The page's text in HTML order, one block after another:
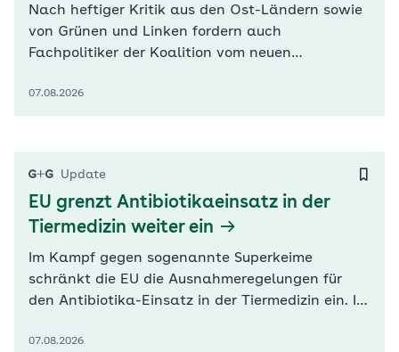
Nach heftiger Kritik aus den Ost-Ländern sowie
von Grünen und Linken fordern auch
Fachpolitiker der Koalition vom neuen
(CDU) Nachbesserungen bei der Pflegereform.
07.08.2026
Update
EU grenzt Antibiotikaeinsatz in der
Tiermedizin weiter ein
Im Kampf gegen sogenannte Superkeime
schränkt die EU die Ausnahmeregelungen für
den Antibiotika-Einsatz in der Tiermedizin ein. In
antimikrobielle Arzneimittel erfasst, die in der
07.08.2026